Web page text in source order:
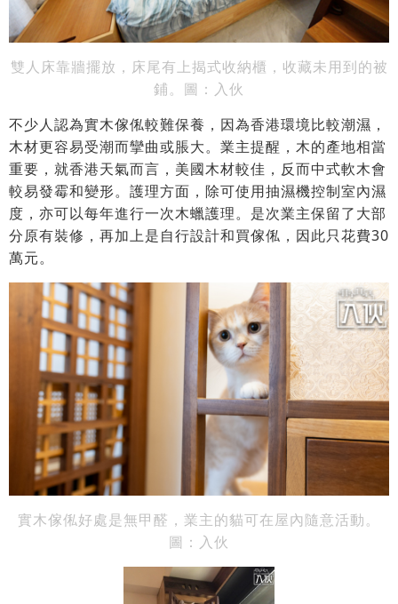
雙人床靠牆擺放，床尾有上揭式收納櫃，收藏未用到的被
鋪。圖：入伙
不少人認為實木傢俬較難保養，因為香港環境比較潮濕，
木材更容易受潮而攣曲或脹大。業主提醒，木的產地相當
重要，就香港天氣而言，美國木材較佳，反而中式軟木會
較易發霉和變形。護理方面，除可使用抽濕機控制室內濕
度，亦可以每年進行一次木蠟護理。是次業主保留了大部
分原有裝修，再加上是自行設計和買傢俬，因此只花費30
萬元。
實木傢俬好處是無甲醛，業主的貓可在屋內隨意活動。
圖：入伙